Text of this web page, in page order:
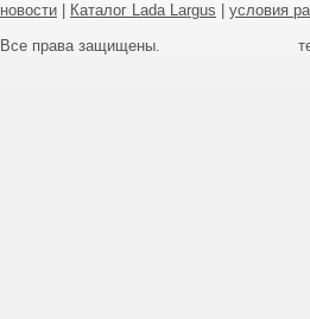
Каталог Lada Largus
условия
права защищены.